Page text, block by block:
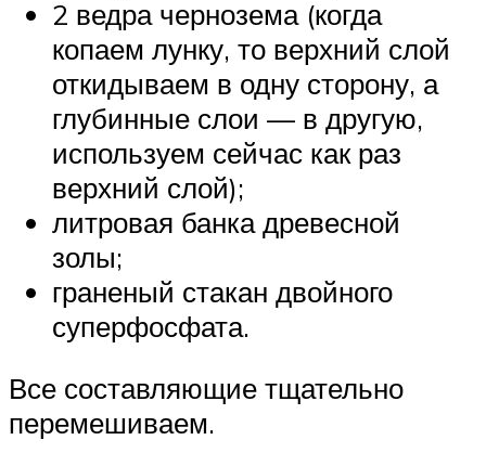
2 ведра чернозема (когда
копаем лунку, то верхний слой
откидываем в одну сторону, а
глубинные слои — в другую,
используем сейчас как раз
верхний слой);
литровая банка древесной
золы;
граненый стакан двойного
суперфосфата.
Все составляющие тщательно
перемешиваем.